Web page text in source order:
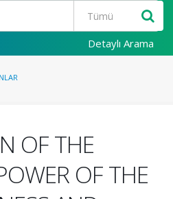
Detaylı Arama
OF THE
OF THE